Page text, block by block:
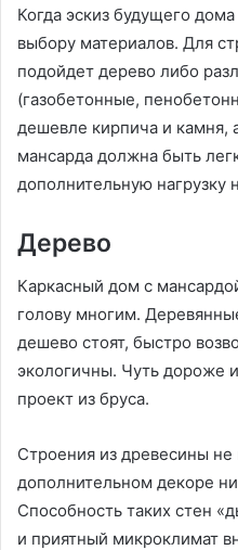
Когда эскиз будущего
выбору материалов. Для
подойдет дерево либо
(газобетонные,
дешевле кирпича и камня,
мансарда должна быть
дополнительную нагрузку
Дерево
Каркасный дом с
голову многим.
дешево стоят, быстро
экологичны. Чуть дороже
проект из бруса.
Строения из древесины
дополнительном декоре
Способность таких стен
и приятный микроклимат